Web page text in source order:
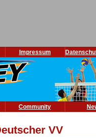
Impressum
Community
VV